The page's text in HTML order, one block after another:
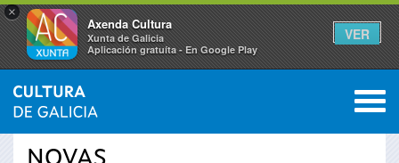
×
Axenda Cultura
Xunta de Galicia
Aplicación gratuíta - En Google Play
VER
Vostede
INICIO › ACTUALIDADE 0